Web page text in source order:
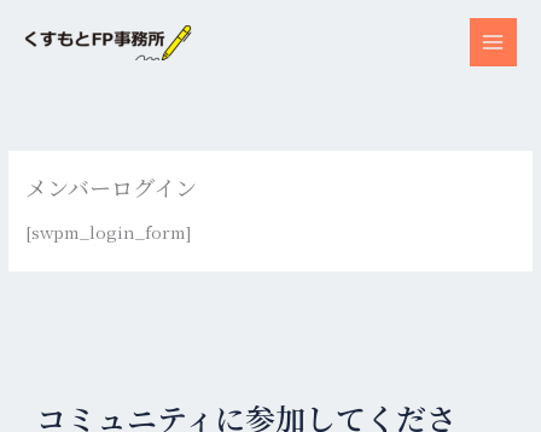
メンバーログイン
[swpm_login_form]
コミュニティに参加してくださ